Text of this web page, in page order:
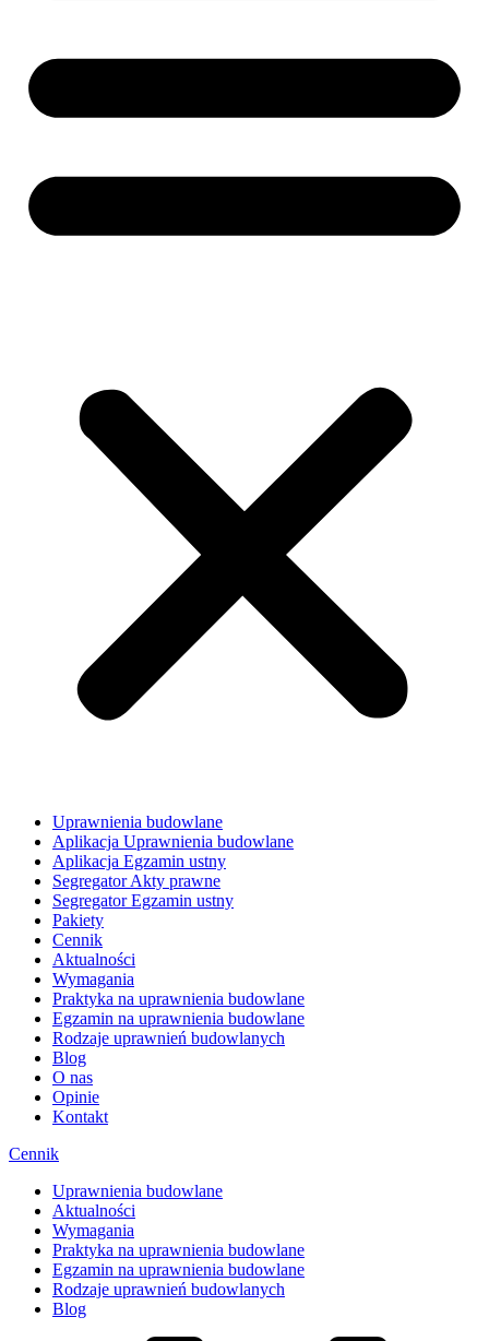
Uprawnienia budowlane
Aplikacja Uprawnienia budowlane
Aplikacja Egzamin ustny
Segregator Akty prawne
Segregator Egzamin ustny
Pakiety
Cennik
Aktualności
Wymagania
Praktyka na uprawnienia budowlane
Egzamin na uprawnienia budowlane
Rodzaje uprawnień budowlanych
Blog
O nas
Opinie
Kontakt
Cennik
Uprawnienia budowlane
Aktualności
Wymagania
Praktyka na uprawnienia budowlane
Egzamin na uprawnienia budowlane
Rodzaje uprawnień budowlanych
Blog